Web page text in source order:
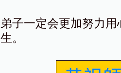
弟子一定会更加努力
生。